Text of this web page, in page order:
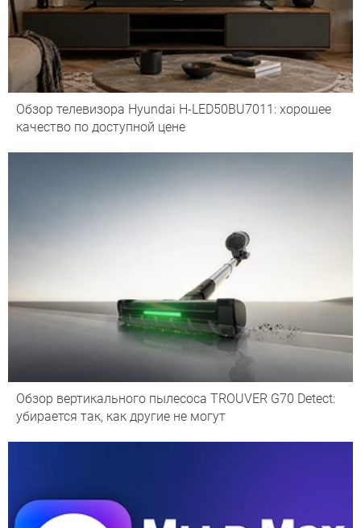
Обзор телевизора Hyundai H-LED50BU7011: хорошее
качество по доступной цене
Обзор вертикального пылесоса TROUVER G70 Detect:
убирается так, как другие не могут